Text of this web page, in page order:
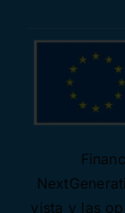
vista y las